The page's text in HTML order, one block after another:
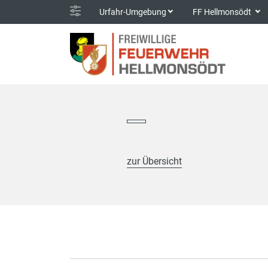
Urfahr-Umgebung FF Hellmonsödt
zur Übersicht